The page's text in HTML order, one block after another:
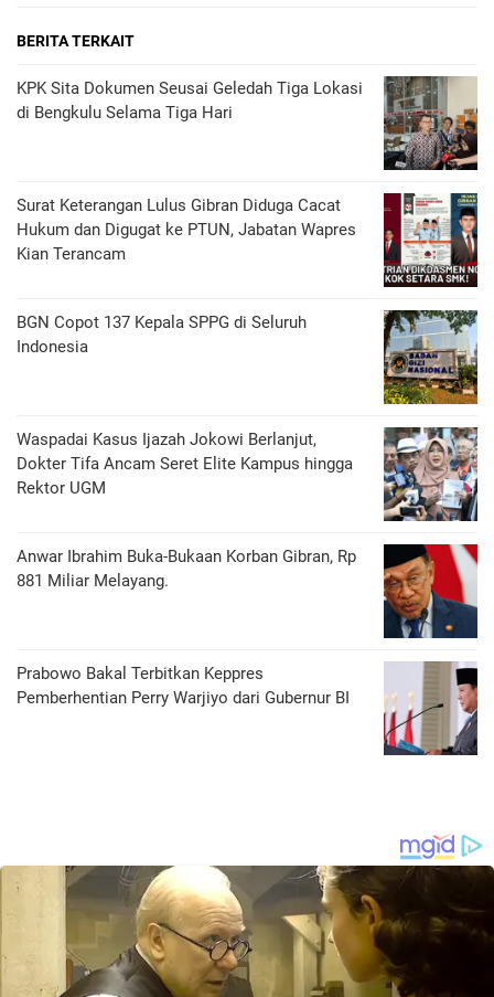
BERITA TERKAIT
KPK Sita Dokumen Seusai Geledah Tiga Lokasi
di Bengkulu Selama Tiga Hari
Surat Keterangan Lulus Gibran Diduga Cacat
Hukum dan Digugat ke PTUN, Jabatan Wapres
Kian Terancam
BGN Copot 137 Kepala SPPG di Seluruh
Indonesia
Waspadai Kasus Ijazah Jokowi Berlanjut,
Dokter Tifa Ancam Seret Elite Kampus hingga
Rektor UGM
Anwar Ibrahim Buka-Bukaan Korban Gibran, Rp
881 Miliar Melayang.
Prabowo Bakal Terbitkan Keppres
Pemberhentian Perry Warjiyo dari Gubernur BI